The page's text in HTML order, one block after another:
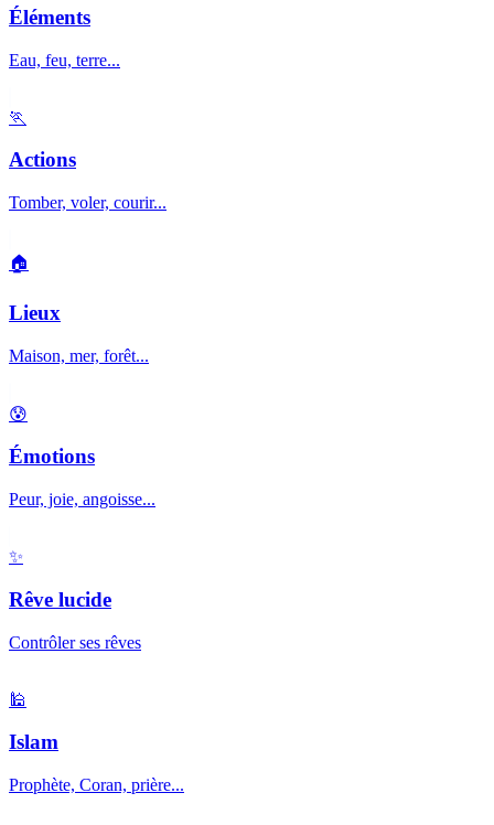
Éléments
Eau, feu, terre...
🏃
Actions
Tomber, voler, courir...
🏠
Lieux
Maison, mer, forêt...
😰
Émotions
Peur, joie, angoisse...
✨
Rêve lucide
Contrôler ses rêves
🕌
Islam
Prophète, Coran, prière...